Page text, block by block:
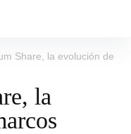
Share, la evolución de
la